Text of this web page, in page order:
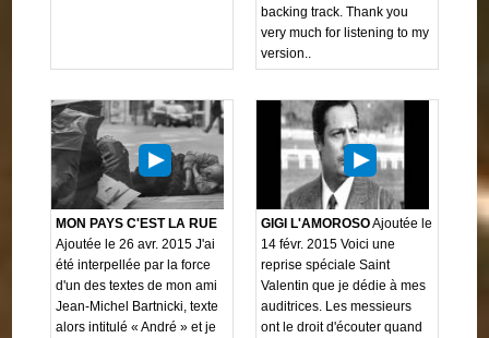
backing track. Thank you
very much for listening to my
version..
MON PAYS C'EST LA RUE
Ajoutée le 26 avr. 2015 J'ai
été interpellée par la force
d'un des textes de mon ami
Jean-Michel Bartnicki, texte
alors intitulé « André » et je
GIGI L'AMOROSOAjoutée le
14 févr. 2015 Voici une
reprise spéciale Saint
Valentin que je dédie à mes
auditrices. Les messieurs
ont le droit d'écouter quand